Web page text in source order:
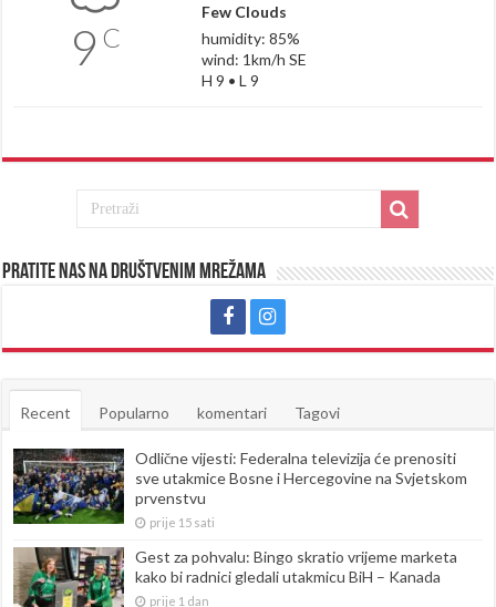
9 C
Few Clouds
humidity: 85%
wind: 1km/h SE
H 9 • L 9
Pratite nas na društvenim mrežama
Recent Popularno komentari Tagovi
Odlične vijesti: Federalna televizija će prenositi
sve utakmice Bosne i Hercegovine na Svjetskom
prvenstvu
prije 15 sati
Gest za pohvalu: Bingo skratio vrijeme marketa
kako bi radnici gledali utakmicu BiH – Kanada
prije 1 dan